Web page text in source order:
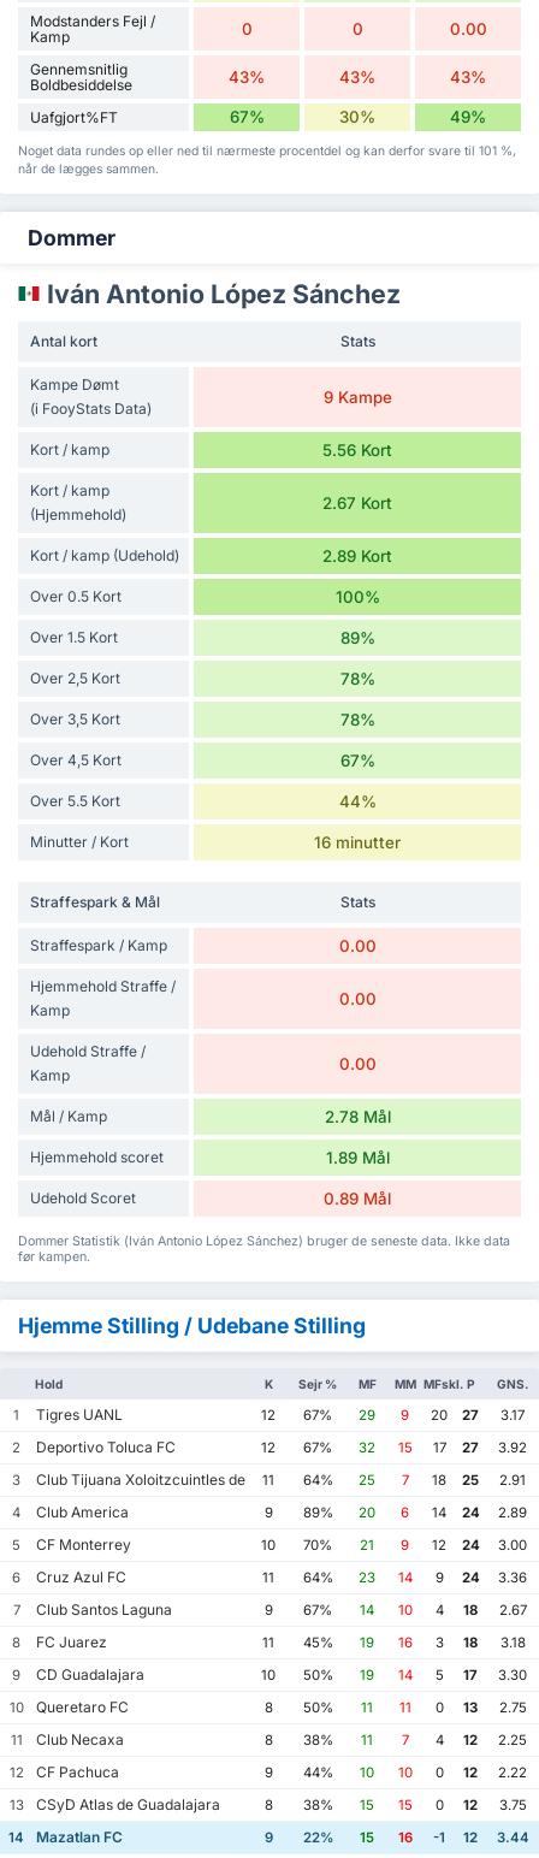
Modstanders Fejl /
Kamp
0 0 0.00
Gennemsnitlig
Boldbesiddelse
43% 43% 43%
Uafgjort%FT 67% 30% 49%
Noget data rundes op eller ned til nærmeste procentdel og kan derfor svare til 101 %,
når de lægges sammen.
Dommer
Iván Antonio López Sánchez
Antal kort Stats
Kampe Dømt
(i FooyStats Data)
9 Kampe
Kort / kamp 5.56 Kort
Kort / kamp
(Hjemmehold)
2.67 Kort
Kort / kamp (Udehold) 2.89 Kort
Over 0.5 Kort 100%
Over 1.5 Kort 89%
Over 2,5 Kort 78%
Over 3,5 Kort 78%
Over 4,5 Kort 67%
Over 5.5 Kort 44%
Minutter / Kort 16 minutter
Straffespark & Mål Stats
Straffespark / Kamp 0.00
Hjemmehold Straffe /
Kamp
0.00
Udehold Straffe /
Kamp
0.00
Mål / Kamp 2.78 Mål
Hjemmehold scoret 1.89 Mål
Udehold Scoret 0.89 Mål
Dommer Statistik (Iván Antonio López Sánchez) bruger de seneste data. Ikke data
før kampen.
Hjemme Stilling / Udebane Stilling
Hold K Sejr % MF MM MFskl. P GNS.
1 Tigres UANL 12 67% 29 9 20 27
3.17
2
Deportivo Toluca FC 12 67% 32 15 17 27
3.92
3
Club Tijuana Xoloitzcuintles de Caliente
11 64% 25 7 18 25
2.91
4
Club America 9 89% 20 6 14 24
2.89
5
CF Monterrey 10 70% 21 9 12 24
3.00
6
Cruz Azul FC 11 64% 23 14 9 24
3.36
7
Club Santos Laguna 9 67% 14 10 4 18
2.67
8
FC Juarez 11 45% 19 16 3 18
3.18
9
CD Guadalajara 10 50% 19 14 5 17
3.30
10
Queretaro FC 8 50% 11 11 0 13
2.75
11
Club Necaxa 8 38% 11 7 4 12
2.25
12
CF Pachuca 9 44% 10 10 0 12
2.22
13
CSyD Atlas de Guadalajara 8 38% 15 15 0 12
3.75
14
Mazatlan FC 9 22% 15 16 -1 12
3.44